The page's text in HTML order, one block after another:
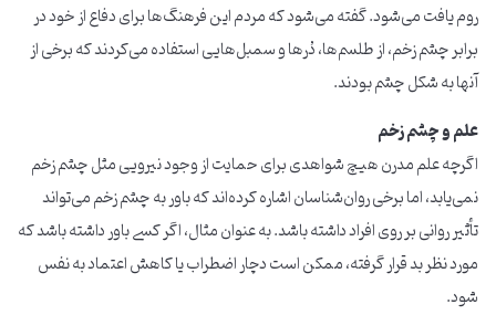
روم یافت می‌شود. گفته می‌شود که مردم این فرهنگ‌ها برای دفاع از خود در
برابر چشم زخم، از طلسم‌ها، دُرها و سمبل‌هایی استفاده می‌کردند که برخی از
آنها به شکل چشم بودند.
علم و چشم زخم
اگرچه علم مدرن هیچ شواهدی برای حمایت از وجود نیرویی مثل چشم زخم
نمی‌یابد، اما برخی روان‌شناسان اشاره کرده‌اند که باور به چشم زخم می‌تواند
تأثیر روانی بر روی افراد داشته باشد. به عنوان مثال، اگر کسی باور داشته باشد که
مورد نظر بد قرار گرفته، ممکن است دچار اضطراب یا کاهش اعتماد به نفس
شود.